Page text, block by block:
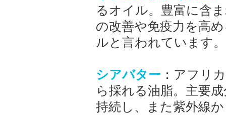
るオイル。豊富に含
の改善や免疫力を高
ルと言われています。
シアバター ：アフリ
ら採れる油脂。主要
持続し、また紫外線